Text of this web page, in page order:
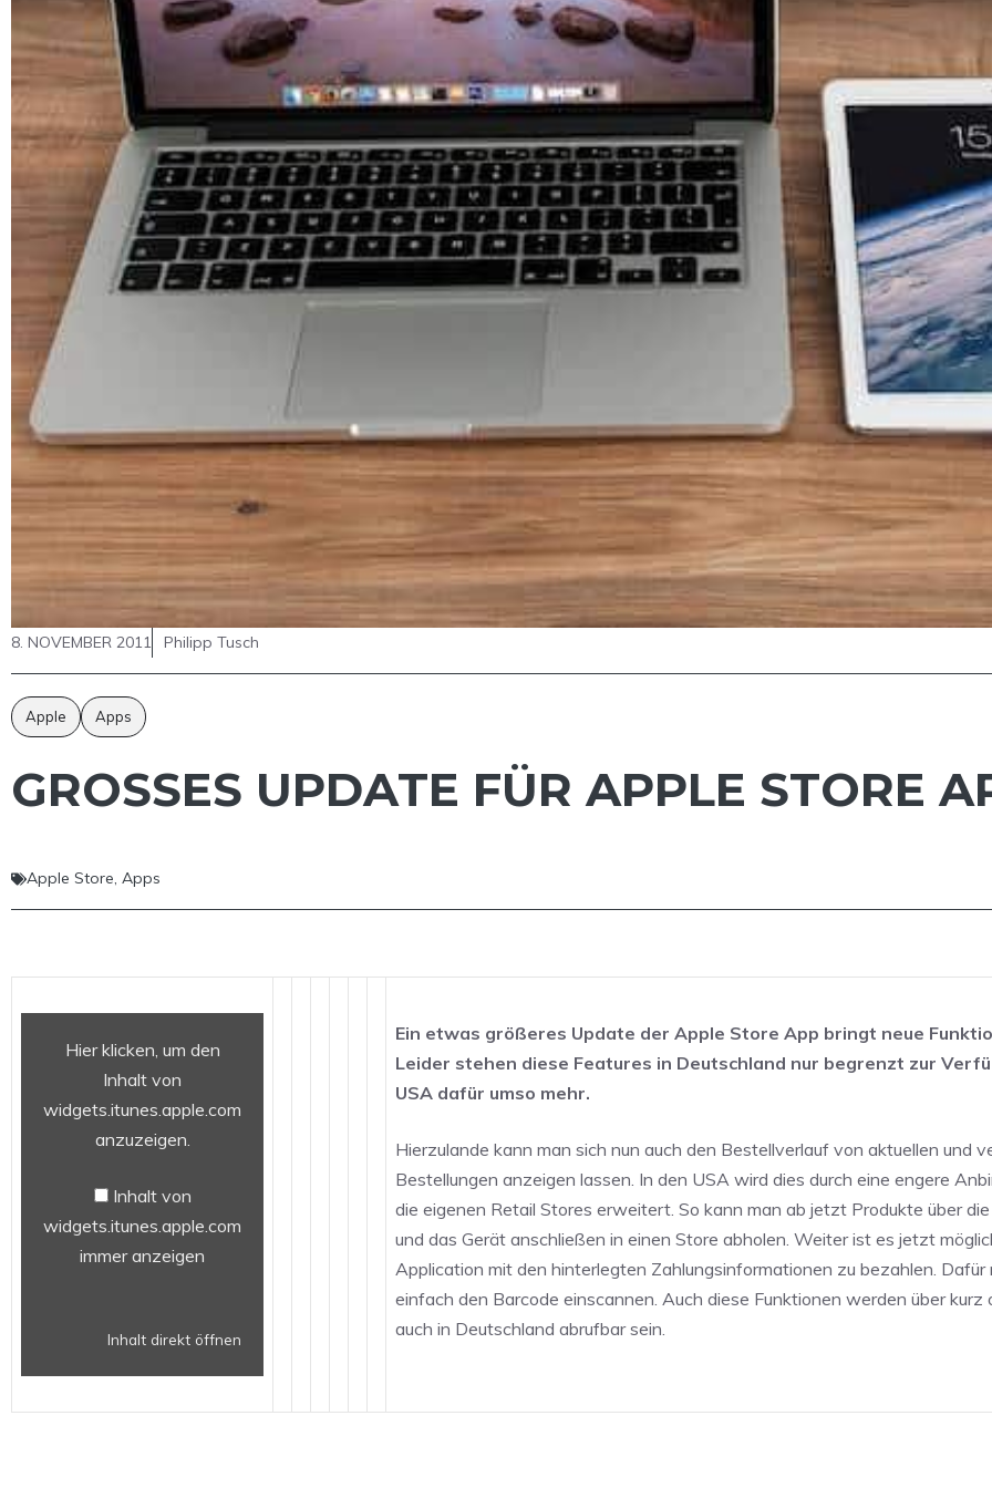
8. NOVEMBER 2011 Philipp Tusch
Apple Apps
GROSSES UPDATE FÜR APPLE STORE
Apple Store, Apps
widgets.itunes.apple.com
anzeigen
Hier klicken, um den
Inhalt von
widgets.itunes.apple.com
anzuzeigen.
Inhalt von
widgets.itunes.apple.com
immer anzeigen
Inhalt direkt öffnen
Ein etwas größeres Update der Apple Store App bringt neue
Leider stehen diese Features in Deutschland nur begrenzt zur
USA dafür umso mehr.
Hierzulande kann man sich nun auch den Bestellverlauf von aktuellen und
Bestellungen anzeigen lassen. In den USA wird dies durch eine engere
die eigenen Retail Stores erweitert. So kann man ab jetzt Produkte über
und das Gerät anschließen in einen Store abholen. Weiter ist es jetzt
Application mit den hinterlegten Zahlungsinformationen zu bezahlen. Dafür
einfach den Barcode einscannen. Auch diese Funktionen werden über kurz
auch in Deutschland abrufbar sein.